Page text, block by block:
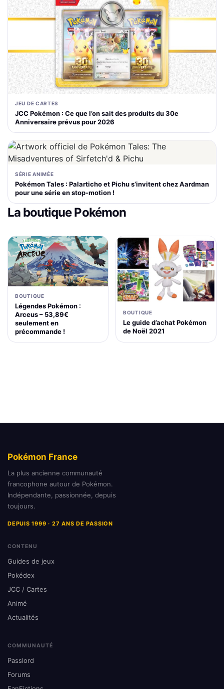
JEU DE CARTES
JCC Pokémon : Ce que l’on sait des produits du 30e
Anniversaire prévus pour 2026
SÉRIE ANIMÉE
Pokémon Tales : Palarticho et Pichu s’invitent chez Aardman
pour une série en stop-motion !
La boutique Pokémon
BOUTIQUE
Légendes Pokémon :
Arceus – 53,89€
seulement en
précommande !
BOUTIQUE
Le guide d’achat Pokémon
de Noël 2021
Pokémon France
La plus ancienne communauté
francophone autour de Pokémon.
Indépendante, passionnée, depuis
toujours.
DEPUIS 1999 · 27 ANS DE PASSION
CONTENU
Guides de jeux
Pokédex
JCC / Cartes
Animé
Actualités
COMMUNAUTÉ
Passlord
Forums